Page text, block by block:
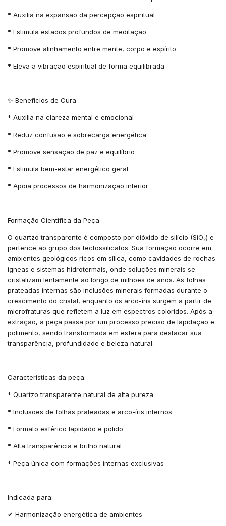
* Auxilia na expansão da percepção espiritual
* Estimula estados profundos de meditação
* Promove alinhamento entre mente, corpo e espírito
* Eleva a vibração espiritual de forma equilibrada
✨ Benefícios de Cura
* Auxilia na clareza mental e emocional
* Reduz confusão e sobrecarga energética
* Promove sensação de paz e equilíbrio
* Estimula bem-estar energético geral
* Apoia processos de harmonização interior
Formação Científica da Peça
O quartzo transparente é composto por dióxido de silício (SiO₂) e
pertence ao grupo dos tectossilicatos. Sua formação ocorre em
ambientes geológicos ricos em sílica, como cavidades de rochas
ígneas e sistemas hidrotermais, onde soluções minerais se
cristalizam lentamente ao longo de milhões de anos. As folhas
prateadas internas são inclusões minerais formadas durante o
crescimento do cristal, enquanto os arco-íris surgem a partir de
microfraturas que refletem a luz em espectros coloridos. Após a
extração, a peça passa por um processo preciso de lapidação e
polimento, sendo transformada em esfera para destacar sua
transparência, profundidade e beleza natural.
Características da peça:
* Quartzo transparente natural de alta pureza
* Inclusões de folhas prateadas e arco-íris internos
* Formato esférico lapidado e polido
* Alta transparência e brilho natural
* Peça única com formações internas exclusivas
Indicada para:
✔ Harmonização energética de ambientes